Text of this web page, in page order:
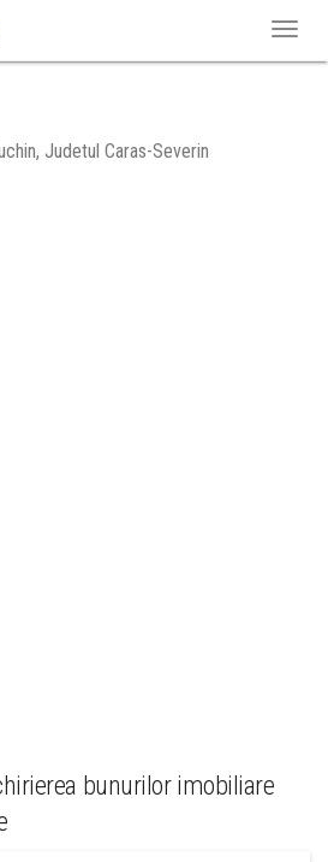
Judetul Caras-Severin
bunurilor imobiliare